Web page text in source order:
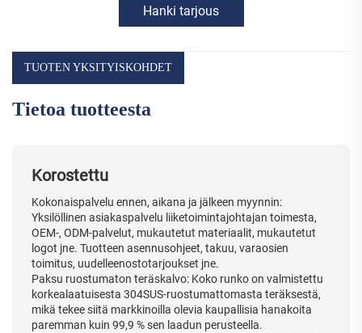
Hanki tarjous
TUOTEN YKSITYISKOHDET
Tietoa tuotteesta
Korostettu
Kokonaispalvelu ennen, aikana ja jälkeen myynnin:
Yksilöllinen asiakaspalvelu liiketoimintajohtajan toimesta,
OEM-, ODM-palvelut, mukautetut materiaalit, mukautetut
logot jne. Tuotteen asennusohjeet, takuu, varaosien
toimitus, uudelleenostotarjoukset jne.
Paksu ruostumaton teräskalvo: Koko runko on valmistettu
korkealaatuisesta 304SUS-ruostumattomasta teräksestä,
mikä tekee siitä markkinoilla olevia kaupallisia hanakoita
paremman kuin 99,9 % sen laadun perusteella.